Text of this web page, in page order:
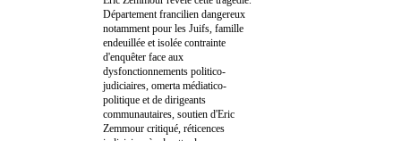
Département francilien dangereux
notamment pour les Juifs, famille
endeuillée et isolée contrainte
d'enquêter face aux
dysfonctionnements politico-
judiciaires, omerta médiatico-
politique et de dirigeants
communautaires, soutien d'Eric
Zemmour critiqué, réticences